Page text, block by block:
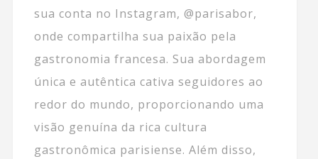
sua conta no Instagram, @parisabor,
onde compartilha sua paixão pela
gastronomia francesa. Sua abordagem
única e autêntica cativa seguidores ao
redor do mundo, proporcionando uma
visão genuína da rica cultura
gastronômica parisiense. Além disso,